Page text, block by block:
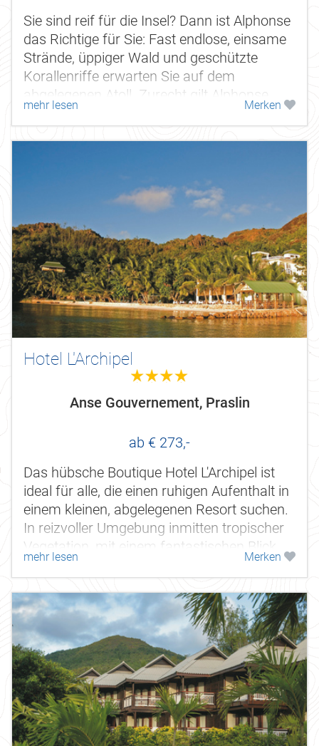
Sie sind reif für die Insel? Dann ist Alphonse
das Richtige für Sie: Fast endlose, einsame
Strände, üppiger Wald und geschützte
Korallenriffe erwarten Sie auf dem
abgelegenen Atoll. Zurecht gilt Alphonse
Island als Geheimtipp.
mehr lesen Merken
Hotel L'Archipel
4.0
Anse Gouvernement, Praslin
ab € 273,-
Das hübsche Boutique Hotel L'Archipel ist
ideal für alle, die einen ruhigen Aufenthalt in
einem kleinen, abgelegenen Resort suchen.
In reizvoller Umgebung inmitten tropischer
Vegetation, mit einem fantastischen Blick
auf die glitzernde...
mehr lesen Merken